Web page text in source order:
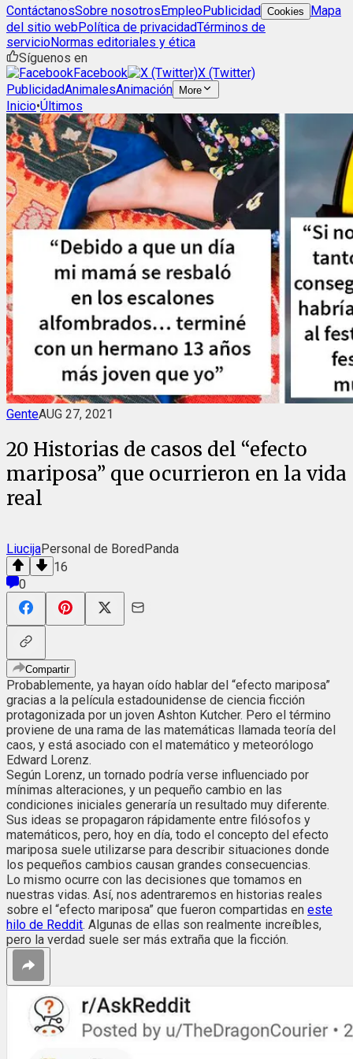
ContáctanosSobre nosotrosEmpleoPublicidad Cookies
Mapa
del sitio webPolítica de privacidadTérminos de
servicioNormas editoriales y ética
Síguenos en
Facebook
X (Twitter)
PublicidadAnimalesAnimación More
Inicio•Últimos
GenteAUG 27, 2021
20 Historias de casos del “efecto
mariposa” que ocurrieron en la vida
real
LiucijaPersonal de BoredPanda
16
0
Compartir
Probablemente, ya hayan oído hablar del “efecto mariposa”
gracias a la película estadounidense de ciencia ficción
protagonizada por un joven Ashton Kutcher. Pero el término
proviene de una rama de las matemáticas llamada teoría del
caos, y está asociado con el matemático y meteorólogo
Edward Lorenz.
Según Lorenz, un tornado podría verse influenciado por
mínimas alteraciones, y un pequeño cambio en las
condiciones iniciales generaría un resultado muy diferente.
Sus ideas se propagaron rápidamente entre filósofos y
matemáticos, pero, hoy en día, todo el concepto del efecto
mariposa suele utilizarse para describir situaciones donde
los pequeños cambios causan grandes consecuencias.
Lo mismo ocurre con las decisiones que tomamos en
nuestras vidas. Así, nos adentraremos en historias reales
sobre el “efecto mariposa” que fueron compartidas en este
hilo de Reddit. Algunas de ellas son realmente increíbles,
pero la verdad suele ser más extraña que la ficción.